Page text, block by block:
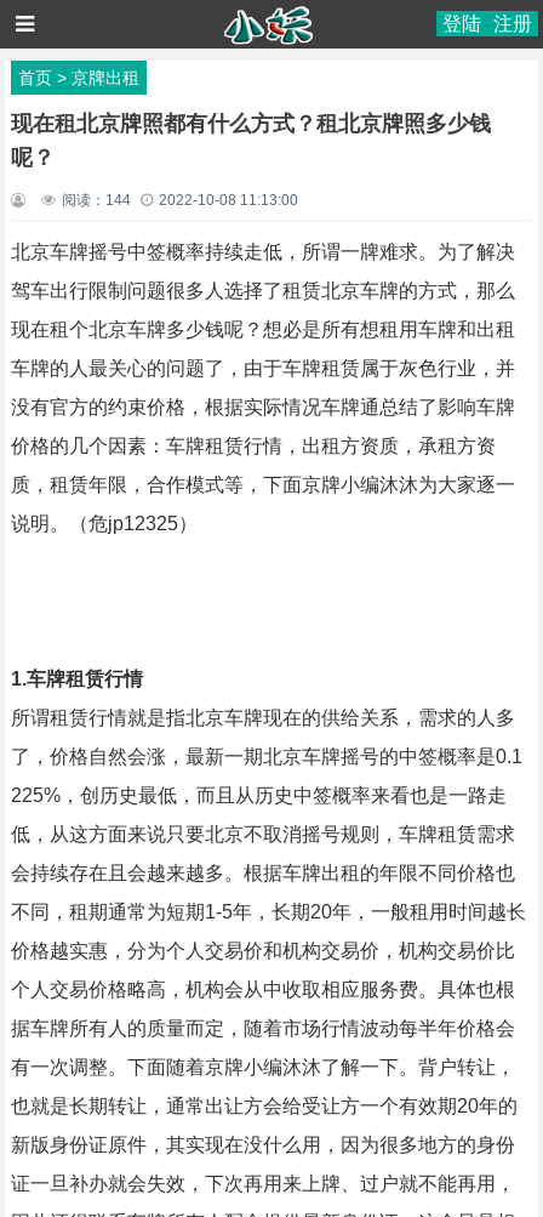
登陆 注册
首页> 京牌出租
现在租北京牌照都有什么方式？租北京牌照多少钱
呢？
阅读： 144 2022-10-08 11:13:00
北京车牌摇号中签概率持续走低，所谓一牌难求。为了解决
驾车出行限制问题很多人选择了租赁北京车牌的方式，那么
现在租个北京车牌多少钱呢？想必是所有想租用车牌和出租
车牌的人最关心的问题了，由于车牌租赁属于灰色行业，并
没有官方的约束价格，根据实际情况车牌通总结了影响车牌
价格的几个因素：车牌租赁行情，出租方资质，承租方资
质，租赁年限，合作模式等，下面京牌小编沐沐为大家逐一
说明。（危jp12325）
1.车牌租赁行情
所谓租赁行情就是指北京车牌现在的供给关系，需求的人多
了，价格自然会涨，最新一期北京车牌摇号的中签概率是0.1
225%，创历史最低，而且从历史中签概率来看也是一路走
低，从这方面来说只要北京不取消摇号规则，车牌租赁需求
会持续存在且会越来越多。根据车牌出租的年限不同价格也
不同，租期通常为短期1-5年，长期20年，一般租用时间越长
价格越实惠，分为个人交易价和机构交易价，机构交易价比
个人交易价格略高，机构会从中收取相应服务费。具体也根
据车牌所有人的质量而定，随着市场行情波动每半年价格会
有一次调整。下面随着京牌小编沐沐了解一下。背户转让，
也就是长期转让，通常出让方会给受让方一个有效期20年的
新版身份证原件，其实现在没什么用，因为很多地方的身份
证一旦补办就会失效，下次再用来上牌、过户就不能再用，